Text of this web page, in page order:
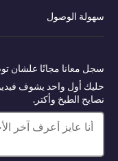
الوصول
معانا مجانًا علشان توصلك
أول واحد يشوف فيديوهات
الطبخ وأكتر.
أنا عايز أعرف آخر الأخبار